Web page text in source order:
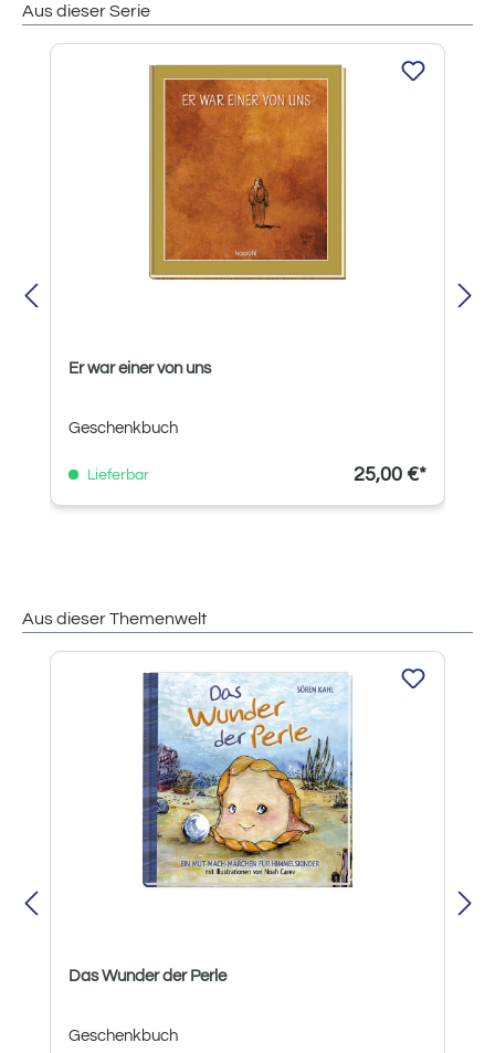
Aus dieser Serie
Produktgalerie überspringen
Er war einer von uns
Geschenkbuch
Lieferbar 25,00 €*
Aus dieser Themenwelt
Produktgalerie überspringen
Das Wunder der Perle
Geschenkbuch